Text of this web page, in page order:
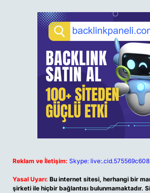
Reklam ve İletişim: Skype:
Yasal Uyarı: Bu internet sitesi, herhangi bir
şirketi ile hiçbir bağlantısı bulunmamaktadır.